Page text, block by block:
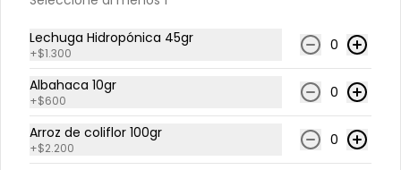
Lechuga hidropónica, tomate
cherry, repollo morado, cebolla
morada, media palta en gajos,
pollo grille en cubos, medio limón,
vinagreta balsámica.
Lechuga Hidropónica 45gr
+$1.300 0
Albahaca 10gr
+$600 0
Arroz de coliflor 100gr
+$2.200 0